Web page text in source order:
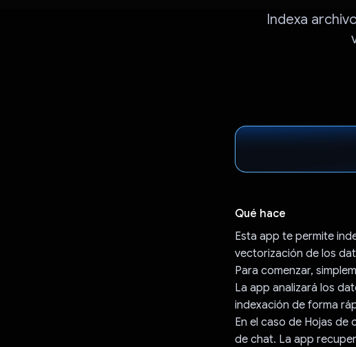
Indexa
Qué hace
Esta app te permite
vectorización de los
Para comenzar,
La app analizará los
indexación de forma
En el caso de Hojas de
de chat. La app